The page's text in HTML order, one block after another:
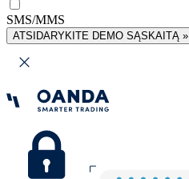
SMS/MMS
ATSIDARYKITE DEMO SĄSKAITĄ »